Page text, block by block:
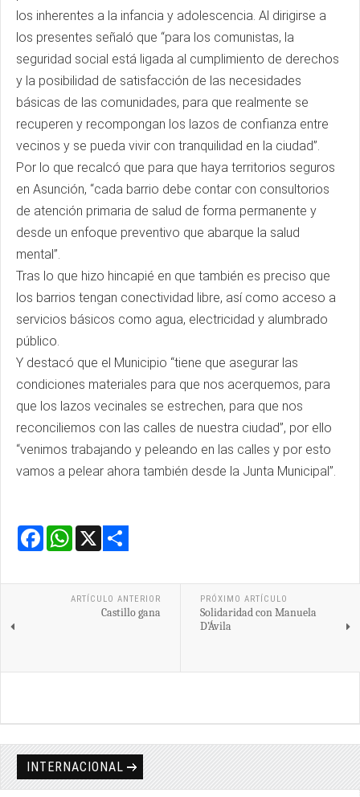
los inherentes a la infancia y adolescencia. Al dirigirse a
los presentes señaló que “para los comunistas, la
seguridad social está ligada al cumplimiento de derechos
y la posibilidad de satisfacción de las necesidades
básicas de las comunidades, para que realmente se
recuperen y recompongan los lazos de confianza entre
vecinos y se pueda vivir con tranquilidad en la ciudad”.
Por lo que recalcó que para que haya territorios seguros
en Asunción, “cada barrio debe contar con consultorios
de atención primaria de salud de forma permanente y
desde un enfoque preventivo que abarque la salud
mental”.
Tras lo que hizo hincapié en que también es preciso que
los barrios tengan conectividad libre, así como acceso a
servicios básicos como agua, electricidad y alumbrado
público.
Y destacó que el Municipio “tiene que asegurar las
condiciones materiales para que nos acerquemos, para
que los lazos vecinales se estrechen, para que nos
reconciliemos con las calles de nuestra ciudad”, por ello
“venimos trabajando y peleando en las calles y por esto
vamos a pelear ahora también desde la Junta Municipal”.
Facebook
WhatsApp
ARTÍCULO ANTERIOR
Castillo gana
PRÓXIMO ARTÍCULO
Solidaridad con Manuela
D’Ávila
INTERNACIONAL